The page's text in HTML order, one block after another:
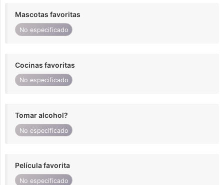
Mascotas favoritas
No especificado
Cocinas favoritas
No especificado
Tomar alcohol?
No especificado
Película favorita
No especificado